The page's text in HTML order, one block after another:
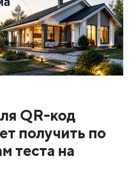
QR-код
получить по
теста на